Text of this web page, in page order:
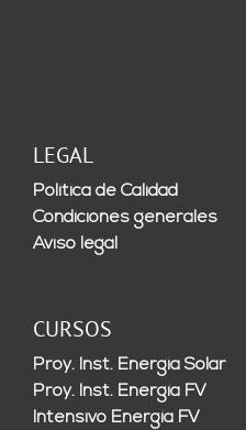
LEGAL
Política de Calidad
Condiciones generales
Aviso legal
CURSOS
Proy. Inst. Energía Solar
Proy. Inst. Energía FV
Intensivo Energía FV